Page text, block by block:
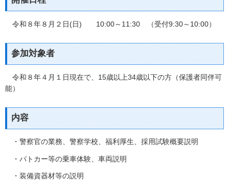
令和８年８月２日(日) 10:00～11:30 （受付9:30～10:00）
参加対象者
令和８年４月１日現在で、15歳以上34歳以下の方（保護者同伴可
能）
内容
・警察官の業務、警察学校、福利厚生、採用試験概要説明
・パトカー等の乗車体験、車両説明
・装備資器材等の説明